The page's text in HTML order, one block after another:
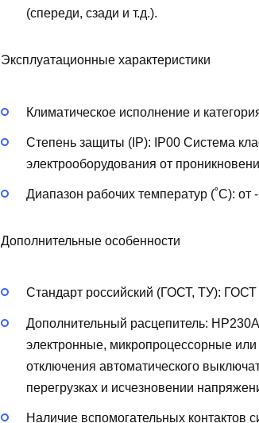
(спереди, сзади и т.д.).
Эксплуатационные характеристики
Климатическое исполнение и
Степень защиты (IP): IP00 Система
электрооборудования от
Диапазон рабочих температур (˚С): от
Дополнительные особенности
Стандарт российский (ГОСТ, ТУ): ГОСТ
Дополнительный расцепитель:
электронные, микропроцессорные
отключения автоматического
перегрузках и исчезновении
Наличие вспомогательных контактов